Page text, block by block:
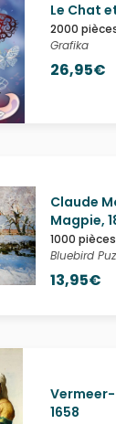
Le Chat
2000
Grafika
26,95€
Claude
Magpie,
1000 pièces
Bluebird
13,95€
1658